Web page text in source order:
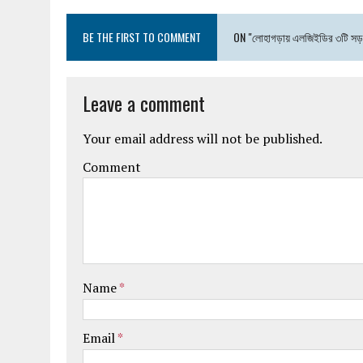
BE THE FIRST TO COMMENT ON "লোহাগড়ায় এলজিইডির ৩টি
Leave a comment
Your email address will not be published.
Comment
Name*
Email*